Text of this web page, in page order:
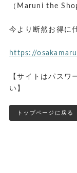
（Maruni the
今より断然お得に
https://
【サイトはパス
い】
トップページに戻る